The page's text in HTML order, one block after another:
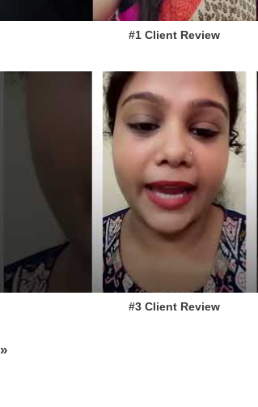
#1 Client Review
#3 Client Review
»